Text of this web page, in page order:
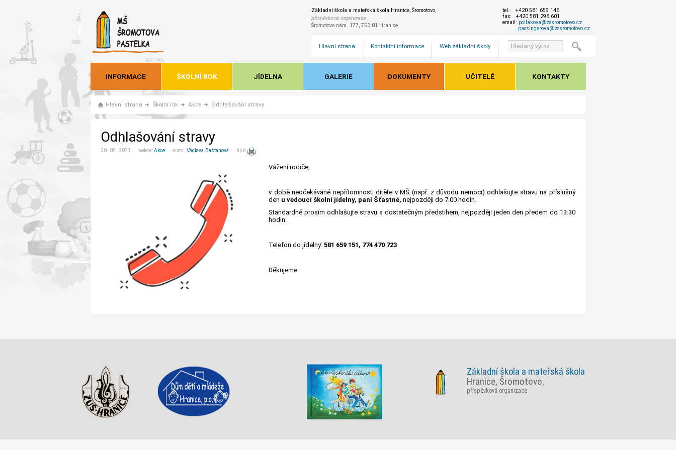
Základní škola a mateřská škola Hranice, Šromotovo,
příspěvková organizace
Šromotovo nám. 177, 753 01 Hranice
tel.: +420 581 659 146
fax: +420 581 298 601
email: pollakova@zssromotovo.cz
passingerova@zssromotovo.cz
Hlavní strana Kontaktní informace Web základní školy
INFORMACE ŠKOLNÍ ROK JÍDELNA GALERIE DOKUMENTY UČITELÉ KONTAKTY
Hlavní strana Školní rok Akce Odhlašování stravy
Odhlašování stravy
30. 08. 2023 sekce: Akce autor: Václava Baštanová tisk:
Vážení rodiče,
v době neočekávané nepřítomnosti dítěte v MŠ (např. z důvodu nemoci) odhlašujte stravu na příslušný
den u vedoucí školní jídelny, paní Šťastné, nejpozději do 7:00 hodin.
Standardně prosím odhlašujte stravu s dostatečným předstihem, nejpozději jeden den předem do 13:30
hodin.
Telefon do jídelny: 581 659 151, 774 470 723
Děkujeme.
Základní škola a mateřská škola
Hranice, Šromotovo,
příspěvková organizace